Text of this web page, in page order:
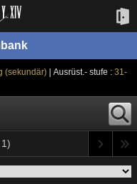
(sekundär) | Ausrüst.- stufe : 31-